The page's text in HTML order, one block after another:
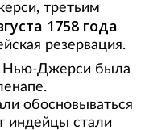
третьим
1758 года
резервация.
Нью-Джерси была
обосновываться
индейцы стали